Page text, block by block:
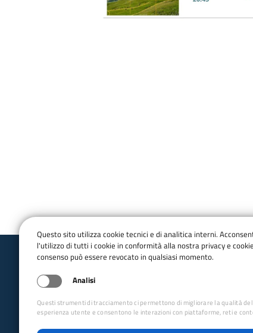
email:portogruaro@cai.it
pec:portogruaro@pec.cai.it
Questo sito utilizza cookie tecnici e di analitica interni.
l'utilizzo di tutti i cookie in conformità alla nostra privacy e
consenso può essere revocato in qualsiasi momento.
Analisi
Questi strumenti di tracciamento ci permettono di migliorare la qualità
esperienza utente e consentono le interazioni con piattaforme, reti e